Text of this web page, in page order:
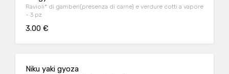
Ravioli* di gamberi(presenza di carne) e verdure cotti a vapore
- 3 pz
3.00 €
Niku yaki gyoza